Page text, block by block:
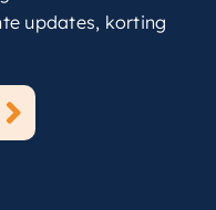
updates, korting